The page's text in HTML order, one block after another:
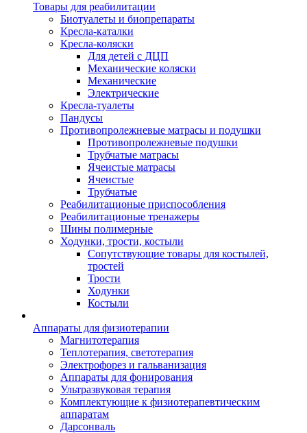
Товары для реабилитации
Биотуалеты и биопрепараты
Кресла-каталки
Кресла-коляски
Для детей с ДЦП
Механические коляски
Механические
Электрические
Кресла-туалеты
Пандусы
Противопролежневые матрасы и подушки
Противопролежневые подушки
Трубчатые матрасы
Ячеистые матрасы
Ячеистые
Трубчатые
Реабилитационые приспособления
Реабилитационые тренажеры
Шины полимерные
Ходунки, трости, костыли
Сопутствующие товары для костылей,
тростей
Трости
Ходунки
Костыли
Аппараты для физиотерапии
Магнитотерапия
Теплотерапия, светотерапия
Электрофорез и гальванизация
Аппараты для фонирования
Ультразвуковая терапия
Комплектующие к физиотерапевтическим
аппаратам
Дарсонваль